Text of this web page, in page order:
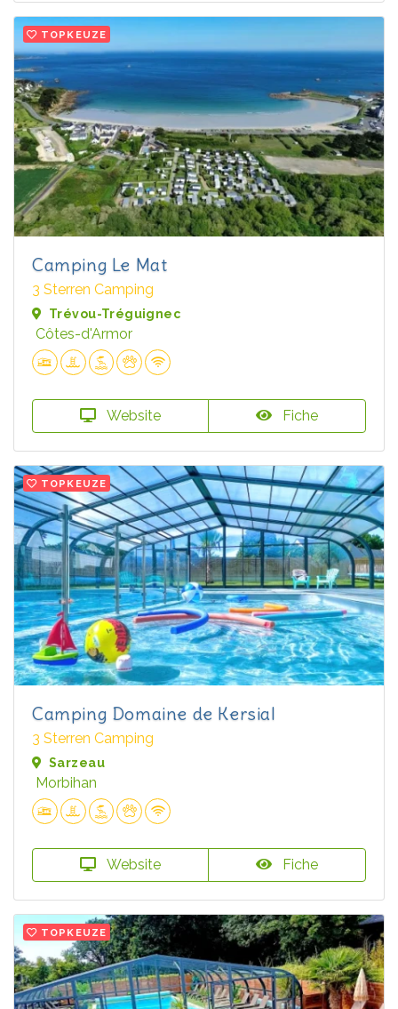
TOPKEUZE
Camping Le Mat
3 Sterren Camping
Trévou-Tréguignec
Côtes-d'Armor
Website Fiche
TOPKEUZE
Camping Domaine de Kersial
3 Sterren Camping
Sarzeau
Morbihan
Website Fiche
TOPKEUZE